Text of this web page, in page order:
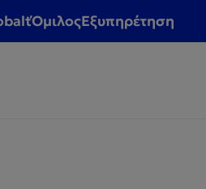
ΌμιλοςΕξυπηρέτηση